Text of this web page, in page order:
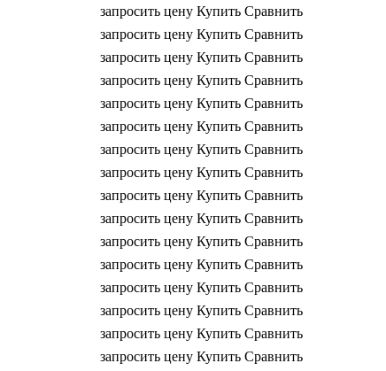
запросить цену Купить Сравнить
запросить цену Купить Сравнить
запросить цену Купить Сравнить
запросить цену Купить Сравнить
запросить цену Купить Сравнить
запросить цену Купить Сравнить
запросить цену Купить Сравнить
запросить цену Купить Сравнить
запросить цену Купить Сравнить
запросить цену Купить Сравнить
запросить цену Купить Сравнить
запросить цену Купить Сравнить
запросить цену Купить Сравнить
запросить цену Купить Сравнить
запросить цену Купить Сравнить
запросить цену Купить Сравнить